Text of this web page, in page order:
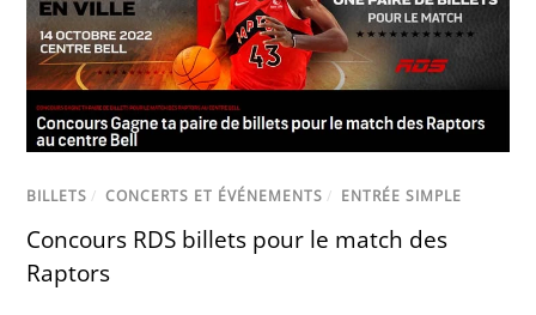
BILLETS / CONCERTS ET ÉVÉNEMENTS / ENTRÉE SIMPLE
Concours RDS billets pour le match des
Raptors